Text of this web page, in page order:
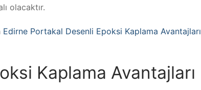
olacaktır.
Edirne Portakal Desenli Epoksi Kaplama Avantajları
Kaplama Avantajları